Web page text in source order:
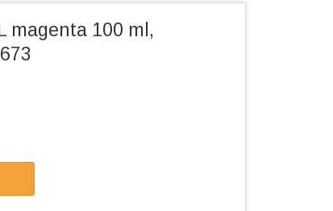
magenta 100 ml,